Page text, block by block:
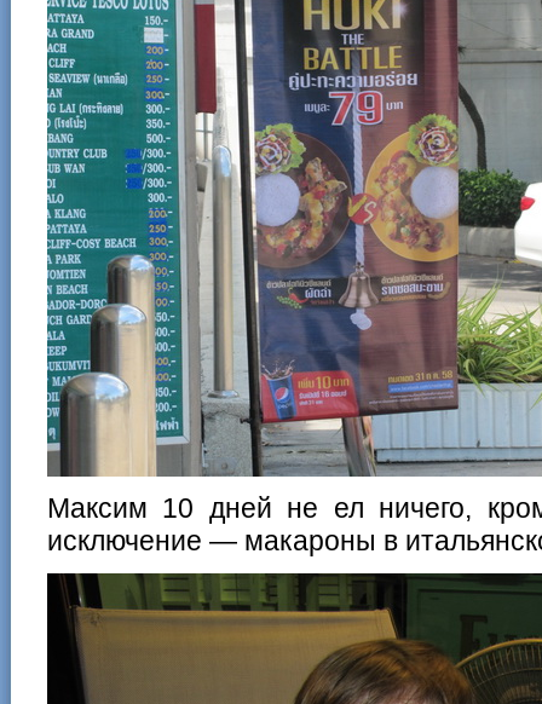
Максим 10 дней не ел ничего,
исключение — макароны в